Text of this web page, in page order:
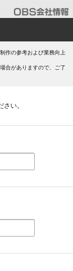
作の参考および業務向上
合がありますので、ご了
い。